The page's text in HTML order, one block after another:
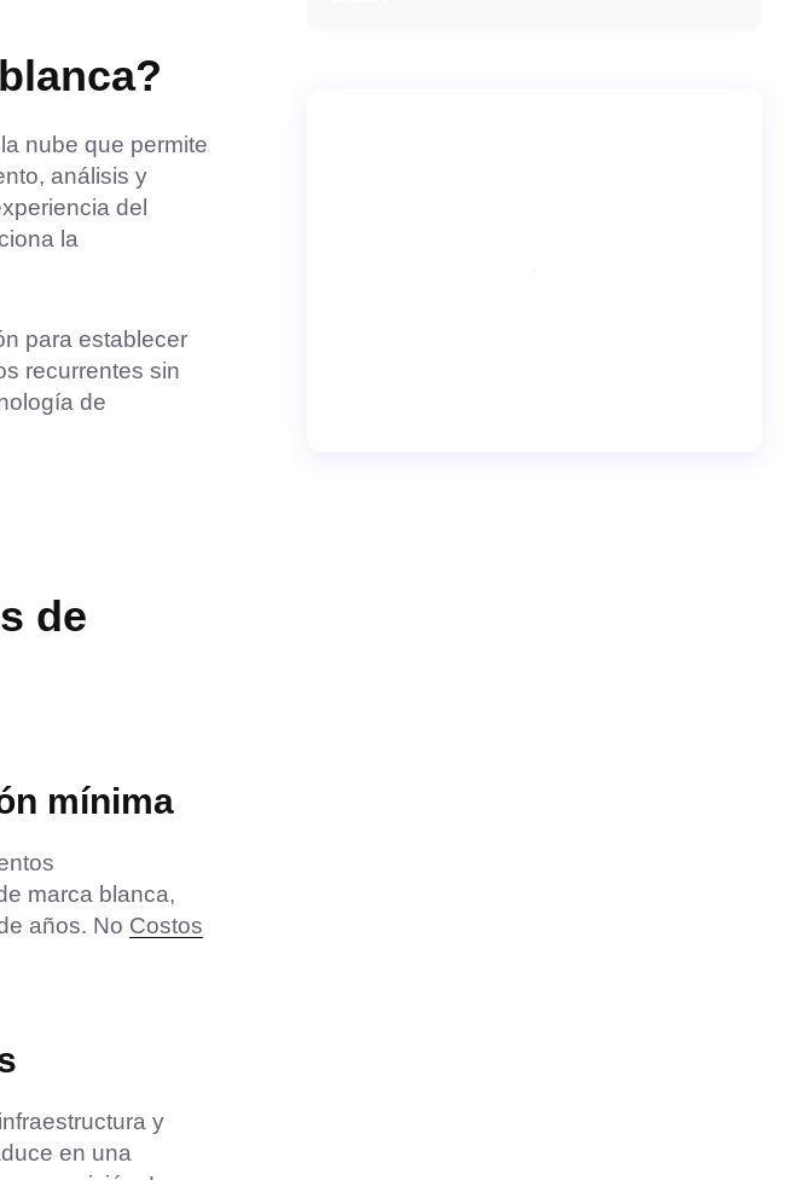
nube que permite
análisis y
del
la
para establecer
recurrentes sin
de
de
mínima
marca blanca,
años. No Costos
y
en una